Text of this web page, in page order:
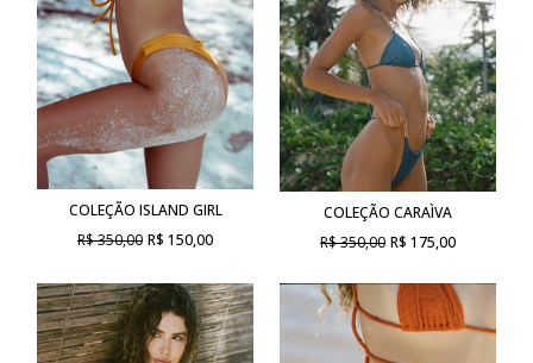
COLEÇÃO ISLAND GIRL
R$ 350,00 R$ 150,00
COLEÇÃO CARAÌVA
R$ 350,00 R$ 175,00